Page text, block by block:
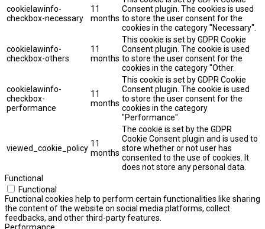
cookielawinfo-
checkbox-necessary
11
months
Consent plugin. The cookies is used
to store the user consent for the
cookies in the category "Necessary".
cookielawinfo-
checkbox-others
11
months
This cookie is set by GDPR Cookie
Consent plugin. The cookie is used
to store the user consent for the
cookies in the category "Other.
cookielawinfo-
checkbox-
performance
11
months
This cookie is set by GDPR Cookie
Consent plugin. The cookie is used
to store the user consent for the
cookies in the category
"Performance".
viewed_cookie_policy 11
months
The cookie is set by the GDPR
Cookie Consent plugin and is used to
store whether or not user has
consented to the use of cookies. It
does not store any personal data.
Functional
Functional
Functional cookies help to perform certain functionalities like sharing
the content of the website on social media platforms, collect
feedbacks, and other third-party features.